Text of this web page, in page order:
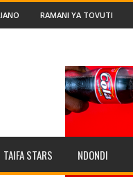
RAMANI YA TOVUTI
TAIFA STARS NDONDI